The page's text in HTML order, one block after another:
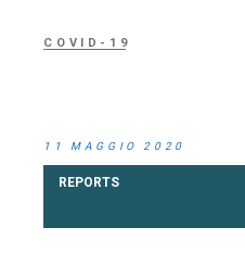
COVID-19
11 MAGGIO 2020
REPORTS